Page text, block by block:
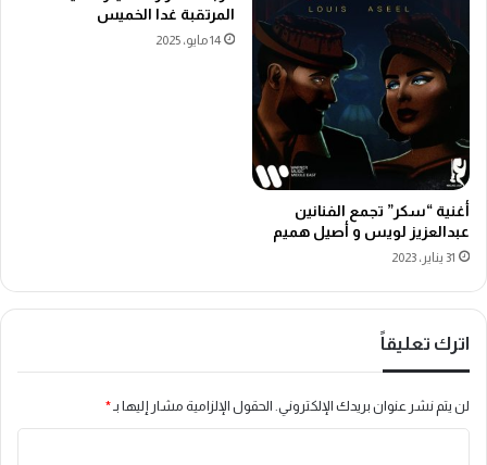
أغنية “سكر” تجمع الفنانين
عبدالعزيز لويس و أصيل هميم
31 يناير، 2023
المرتقبة غدا الخميس
14 مايو، 2025
اترك تعليقاً
لن يتم نشر عنوان بريدك الإلكتروني. الحقول الإلزامية مشار إليها بـ*